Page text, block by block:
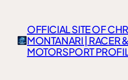
OFFICIAL SITE OF
MONTANARI | RACER &
MOTORSPORT